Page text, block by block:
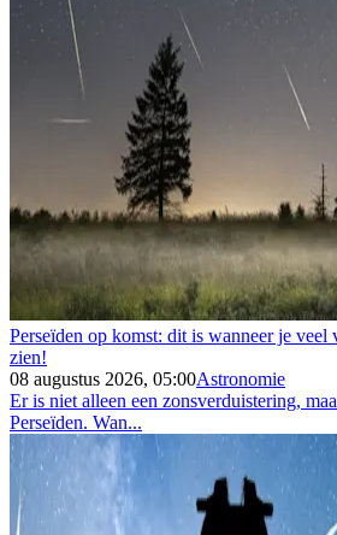
Perseïden op komst: dit is wanneer je veel
zien!
08 augustus 2026, 05:00Astronomie
Er is niet alleen een zonsverduistering,
Perseïden. Wan...